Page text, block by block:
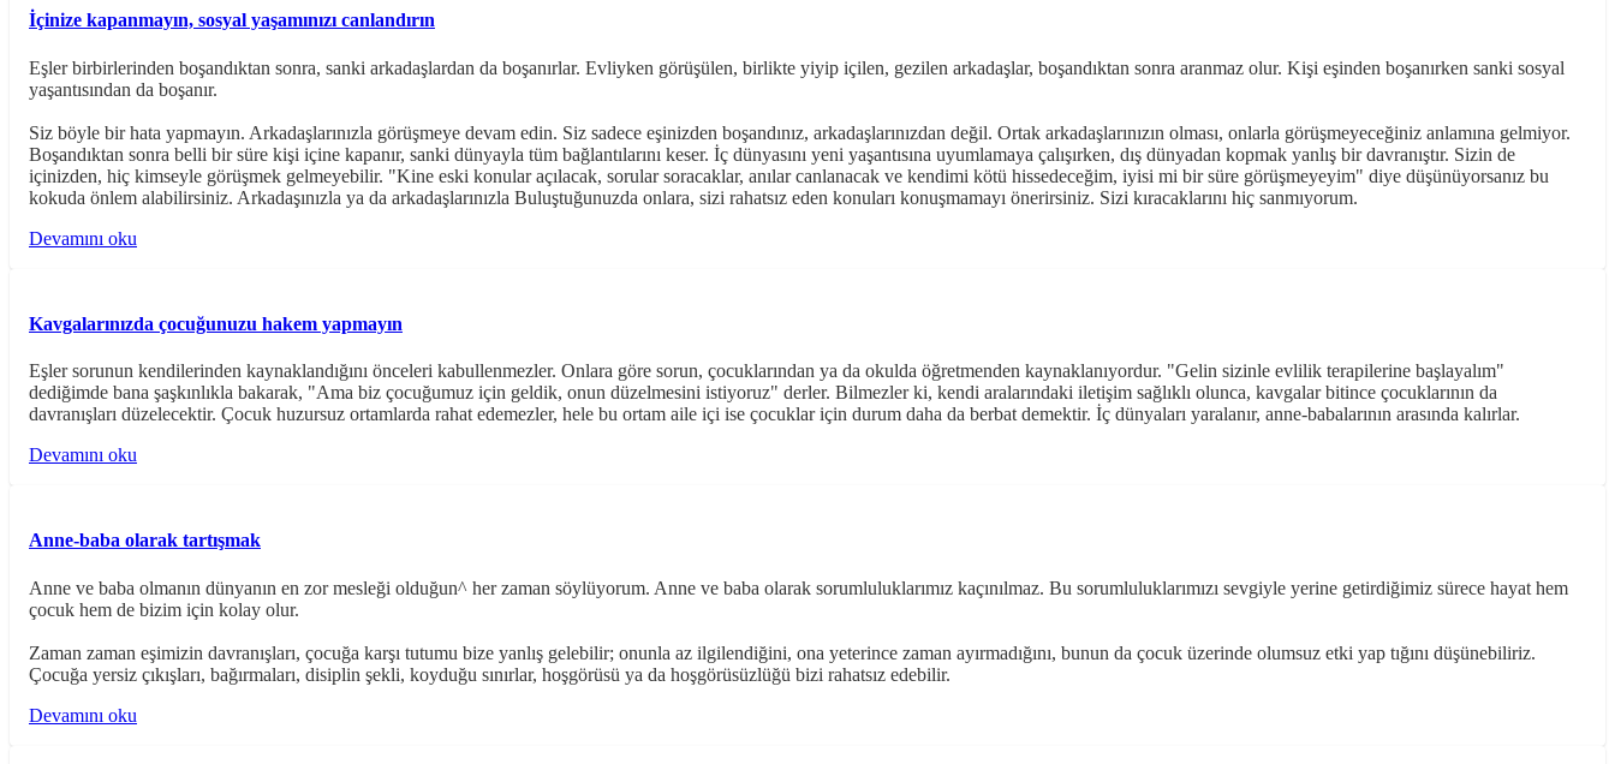
İçinize kapanmayın, sosyal yaşamınızı canlandırın
Eşler birbirlerinden boşandıktan sonra, sanki arkadaşlardan da boşanırlar. Evliyken görüşülen, birlikte yiyip içilen, gezilen arkadaşlar, boşandıktan sonra aranmaz olur. Kişi eşinden boşanırken sanki sosyal
yaşantısından da boşanır.
Siz böyle bir hata yapmayın. Arkadaşlarınızla görüşmeye devam edin. Siz sadece eşinizden boşandınız, arkadaşlarınızdan değil. Ortak arkadaşlarınızın olması, onlarla görüşmeyeceğiniz anlamına gelmiyor.
Boşandıktan sonra belli bir süre kişi içine kapanır, sanki dünyayla tüm bağlantılarını keser. İç dünyasını yeni yaşantısına uyumlamaya çalışırken, dış dünyadan kopmak yanlış bir davranıştır. Sizin de
içinizden, hiç kimseyle görüşmek gelmeyebilir. "Kine eski konular açılacak, sorular soracaklar, anılar canlanacak ve kendimi kötü hissedeceğim, iyisi mi bir süre görüşmeyeyim" diye düşünüyorsanız bu
kokuda önlem alabilirsiniz. Arkadaşınızla ya da arkadaşlarınızla Buluştuğunuzda onlara, sizi rahatsız eden konuları konuşmamayı önerirsiniz. Sizi kıracaklarını hiç sanmıyorum.
Devamını oku
Kavgalarınızda çocuğunuzu hakem yapmayın
Eşler sorunun kendilerinden kaynaklandığını önceleri kabullenmezler. Onlara göre sorun, çocuklarından ya da okulda öğretmenden kaynaklanıyordur. "Gelin sizinle evlilik terapilerine başlayalım"
dediğimde bana şaşkınlıkla bakarak, "Ama biz çocuğumuz için geldik, onun düzelmesini istiyoruz" derler. Bilmezler ki, kendi aralarındaki iletişim sağlıklı olunca, kavgalar bitince çocuklarının da
davranışları düzelecektir. Çocuk huzursuz ortamlarda rahat edemezler, hele bu ortam aile içi ise çocuklar için durum daha da berbat demektir. İç dünyaları yaralanır, anne-babalarının arasında kalırlar.
Devamını oku
Anne-baba olarak tartışmak
Anne ve baba olmanın dünyanın en zor mesleği olduğun^ her zaman söylüyorum. Anne ve baba olarak sorumluluklarımız kaçınılmaz. Bu sorumluluklarımızı sevgiyle yerine getirdiğimiz sürece hayat hem
çocuk hem de bizim için kolay olur.
Zaman zaman eşimizin davranışları, çocuğa karşı tutumu bize yanlış gelebilir; onunla az ilgilendiğini, ona yeterince zaman ayırmadığını, bunun da çocuk üzerinde olumsuz etki yap tığını düşünebiliriz.
Çocuğa yersiz çıkışları, bağırmaları, disiplin şekli, koyduğu sınırlar, hoşgörüsü ya da hoşgörüsüzlüğü bizi rahatsız edebilir.
Devamını oku